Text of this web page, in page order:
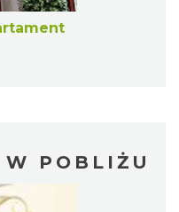
W POBLIŻU